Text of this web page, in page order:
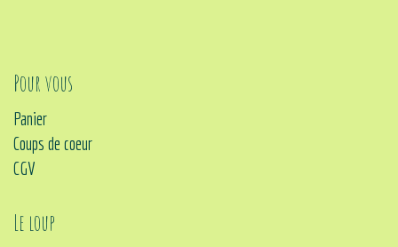
Pour vous
Panier
Coups de coeur
CGV
Le loup